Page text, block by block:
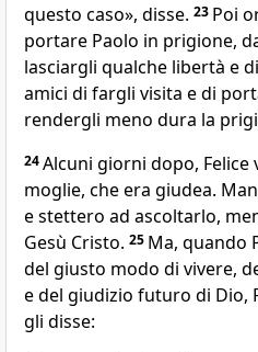
questo caso», disse. 23 Poi
portare Paolo in prigione,
lasciargli qualche libertà e
amici di fargli visita e di
rendergli meno dura la
24Alcuni giorni dopo, Felice
moglie, che era giudea.
e stettero ad ascoltarlo,
Gesù Cristo. 25 Ma, quando
del giusto modo di vivere,
e del giudizio futuro di Dio,
gli disse: